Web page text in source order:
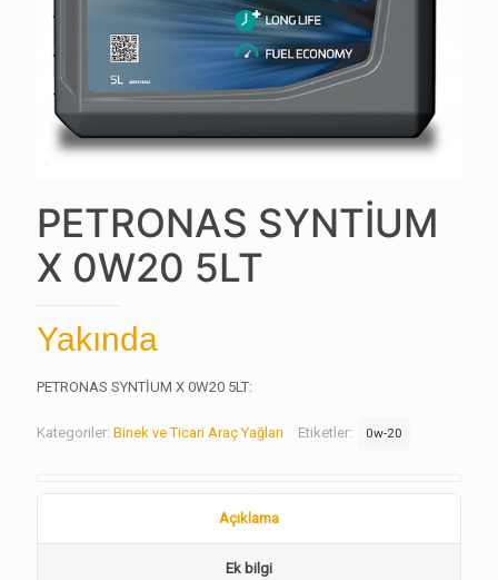
PETRONAS SYNTİUM
X 0W20 5LT
Yakında
PETRONAS SYNTİUM X 0W20 5LT:
Kategoriler: Binek ve Ticari Araç Yağları Etiketler: 0w-20
Açıklama
Ek bilgi